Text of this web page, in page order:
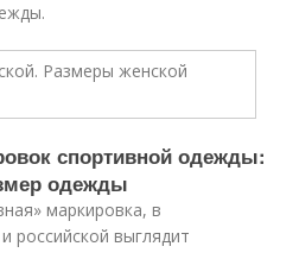
спортивной одежды:
одежды
маркировка, в
российской выглядит